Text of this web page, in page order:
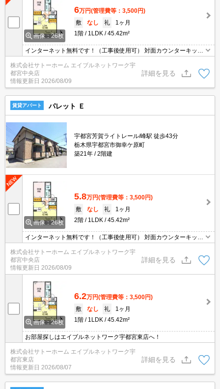
画像：26枚
6万円(管理費等：3,500円)
敷
なし 礼
1ヶ月
1階
1LDK 45.42m²
インターネット無料です！（工事後使用可） 対面カウンターキッチ
ン付いてます☆
株式会社サトーホーム エイブルネットワーク宇
都宮中央店
情報更新日 2026/08/09
詳細を見る
賃貸アパート パレット Ｅ
宇都宮芳賀ライトレール/峰駅 徒歩43分
栃木県宇都宮市御幸ケ原町
築21年
2階建
画像：26枚
5.8万円(管理費等：3,500円)
敷
なし 礼
1ヶ月
2階
1LDK 45.42m²
インターネット無料です！（工事後使用可） 対面カウンターキッチ
ン付いてます☆
株式会社サトーホーム エイブルネットワーク宇
都宮中央店
情報更新日 2026/08/09
詳細を見る
画像：26枚
6.2万円(管理費等：3,500円)
敷
なし 礼
1ヶ月
1階
1LDK 45.42m²
お部屋探しはエイブルネットワーク宇都宮東店へ！
株式会社サトーホーム エイブルネットワーク宇
都宮東店
情報更新日 2026/08/07
詳細を見る